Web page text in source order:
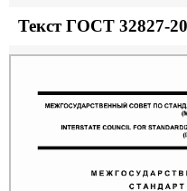
Текст ГОСТ 32827-